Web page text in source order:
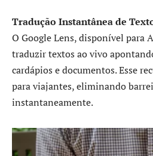
Tradução Instantânea de
O Google Lens, disponível para
traduzir textos ao vivo
cardápios e documentos. Esse
para viajantes, eliminando
instantaneamente.